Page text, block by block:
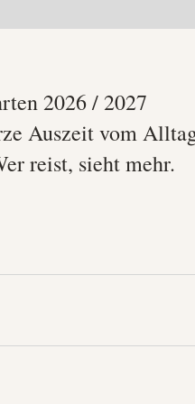
2026 / 2027
Auszeit vom
reist, sieht mehr.